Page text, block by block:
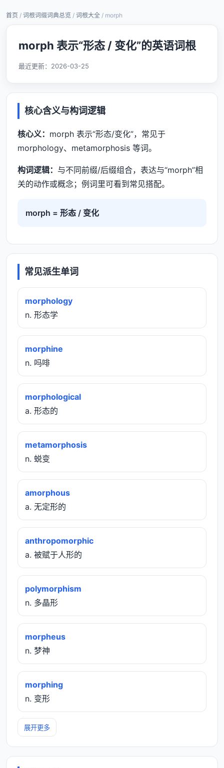
首页 / 词根词缀词典总览 / 词根大全 / morph
morph 表示“形态 / 变化”的英语词根
最近更新： 2026-03-25
核心含义与构词逻辑
核心义： morph 表示“形态/变化”，常见于
morphology、metamorphosis 等词。
构词逻辑： 与不同前缀/后缀组合，表达与“morph”相
关的动作或概念；例词里可看到常见搭配。
morph = 形态 / 变化
常见派生单词
morphology
n. 形态学
morphine
n. 吗啡
morphological
a. 形态的
metamorphosis
n. 蜕变
amorphous
a. 无定形的
anthropomorphic
a. 被赋于人形的
polymorphism
n. 多晶形
morpheus
n. 梦神
morphing
n. 变形
展开更多